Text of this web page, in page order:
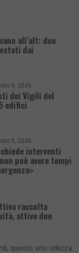
all’alt: due
dai
6, 2026
dei Vigili del
edifici
5, 2026
interventi
può avere tempi
raccolta
attive due
questo sito utilizza